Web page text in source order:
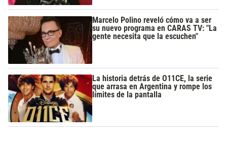
Marcelo Polino reveló cómo va a ser
su nuevo programa en CARAS TV: "La
gente necesita que la escuchen"
La historia detrás de O11CE, la serie
que arrasa en Argentina y rompe los
límites de la pantalla